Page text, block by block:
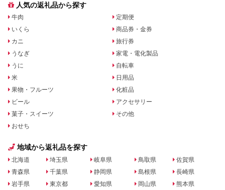
人気の返礼品から探す
牛肉
いくら
カニ
うなぎ
うに
米
果物・フルーツ
ビール
菓子・スイーツ
おせち
定期便
商品券・金券
旅行券
家電・電化製品
自転車
日用品
化粧品
アクセサリー
その他
地域から返礼品を探す
北海道
青森県
岩手県
埼玉県
千葉県
東京都
岐阜県
静岡県
愛知県
鳥取県
島根県
岡山県
佐賀県
長崎県
熊本県